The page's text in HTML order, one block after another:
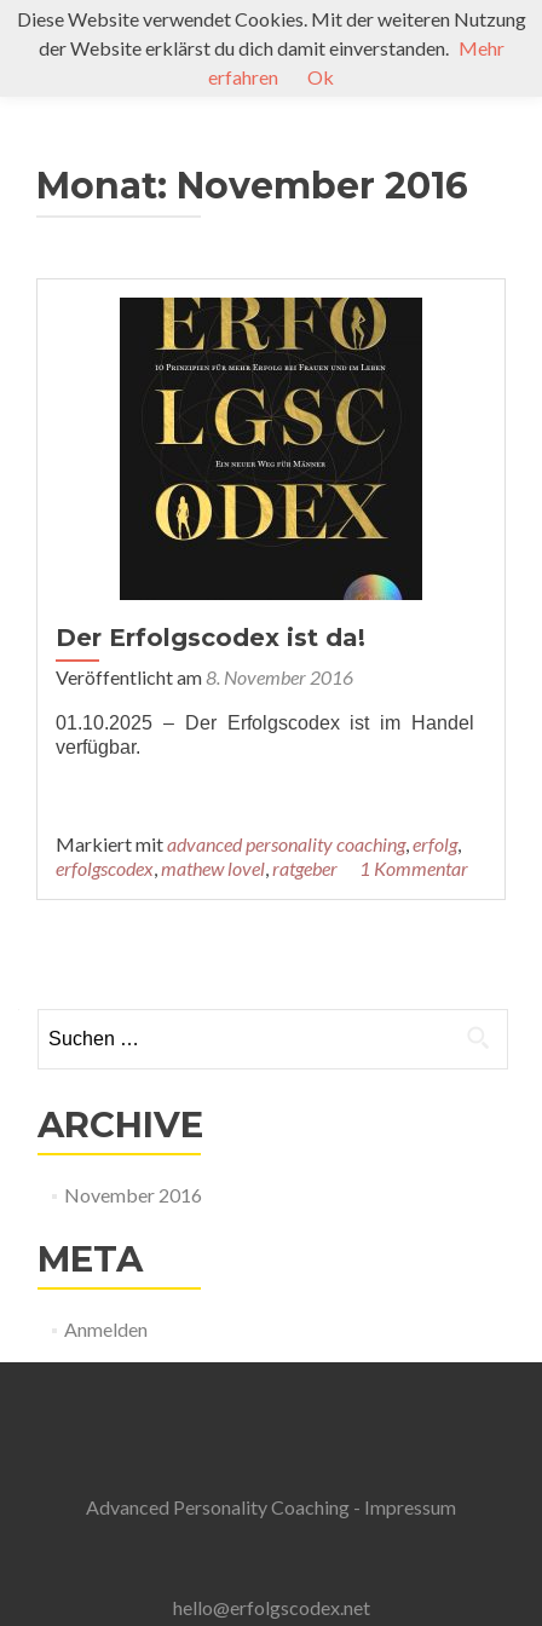
Monat: November 2016
Der Erfolgscodex ist da!
Veröffentlicht am8. November 2016
01.10.2025 – Der Erfolgscodex ist im Handel
verfügbar.
Markiert mitadvanced personality coaching,erfolg,
erfolgscodex,mathew lovel,ratgeber 1 Kommentar
navigation
nach:
ARCHIVE
November 2016
META
Anmelden
Advanced Personality Coaching - Impressum
hello@erfolgscodex.net
Diese Website verwendet Cookies. Mit der weiteren Nutzung
der Website erklärst du dich damit einverstanden. Mehr
erfahren
Ok